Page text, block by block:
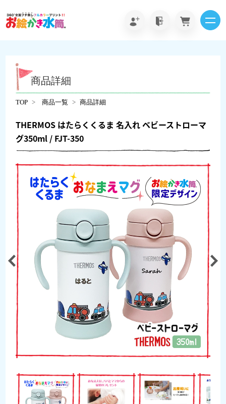
商品詳細
TOP 商品一覧 商品詳細
THERMOS はたらくくるま 名入れ ベビーストローマ
グ350ml / FJT-350